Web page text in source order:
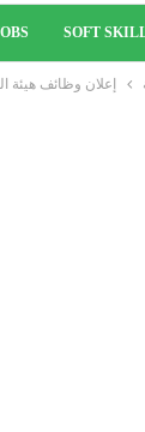
SOFT
إعلان وظائف هيئة